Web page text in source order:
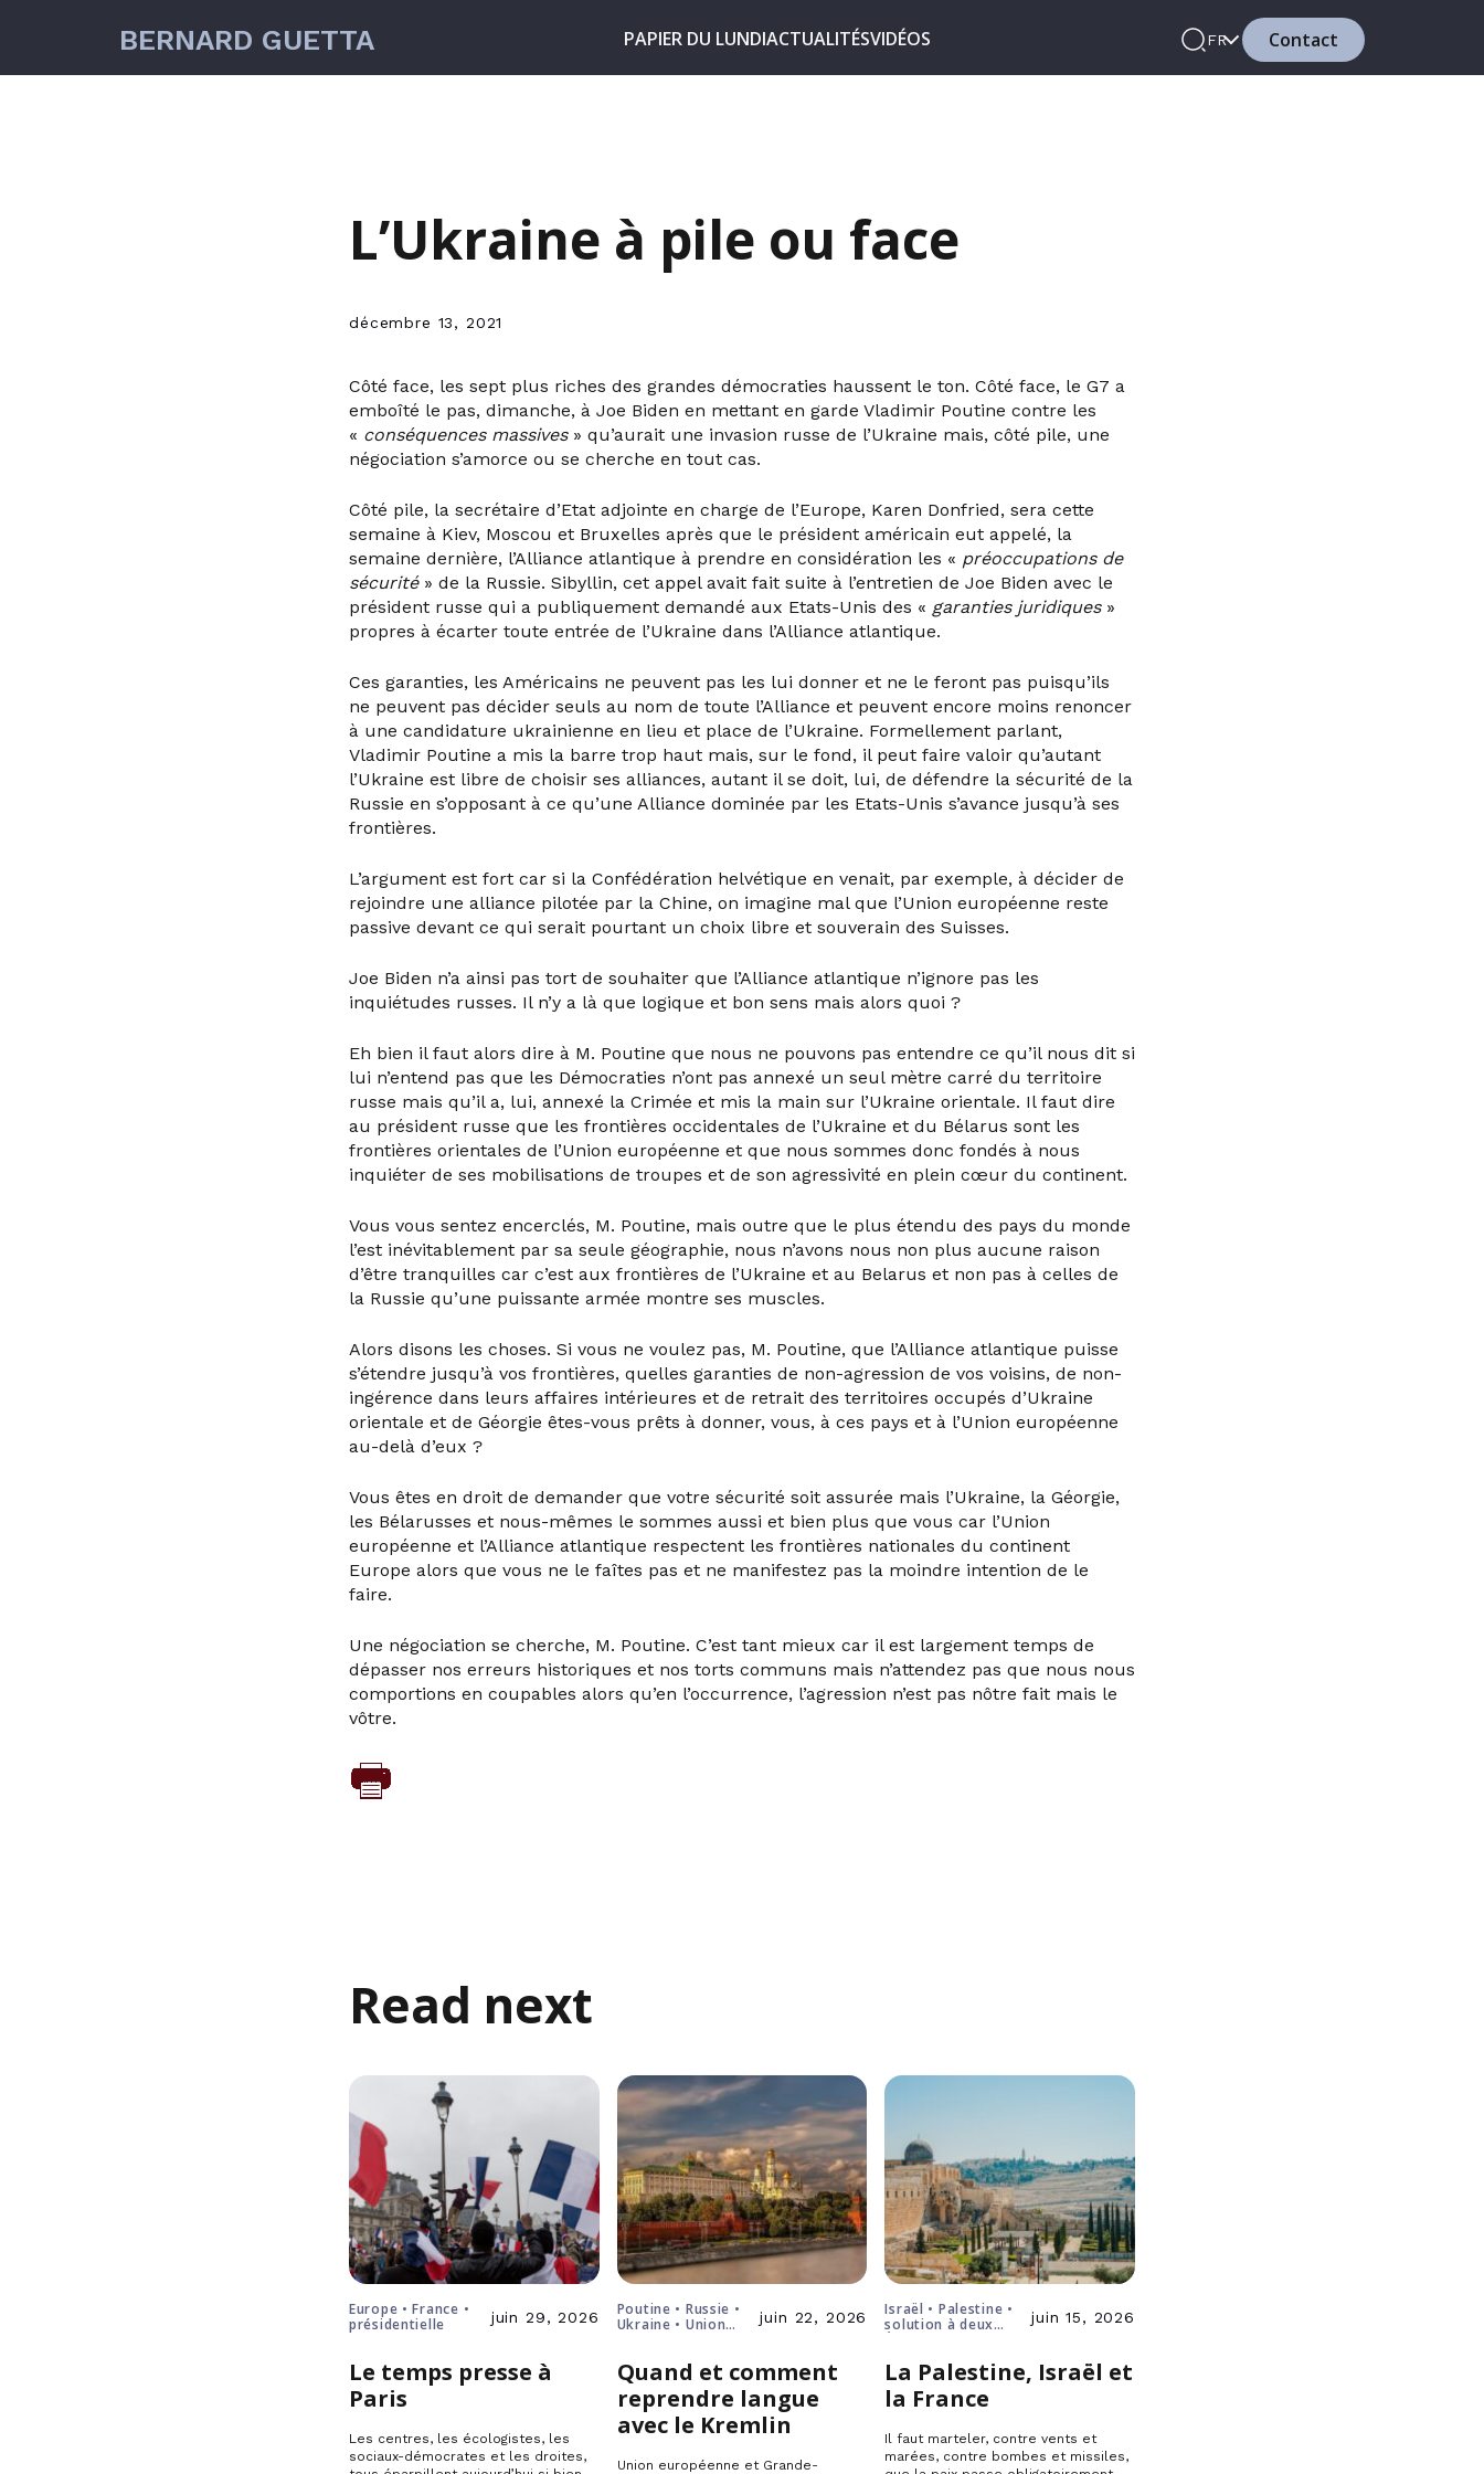
BERNARD GUETTA PAPIER DU LUNDIACTUALITÉSVIDÉOS FR Contact
L’Ukraine à pile ou face
décembre 13, 2021
Côté face, les sept plus riches des grandes démocraties haussent le ton. Côté face, le G7 a
emboîté le pas, dimanche, à Joe Biden en mettant en garde Vladimir Poutine contre les
« conséquences massives» qu’aurait une invasion russe de l’Ukraine mais, côté pile, une
négociation s’amorce ou se cherche en tout cas.
Côté pile, la secrétaire d’Etat adjointe en charge de l’Europe, Karen Donfried, sera cette
semaine à Kiev, Moscou et Bruxelles après que le président américain eut appelé, la
semaine dernière, l’Alliance atlantique à prendre en considération les « préoccupations de
sécurité» de la Russie. Sibyllin, cet appel avait fait suite à l’entretien de Joe Biden avec le
président russe qui a publiquement demandé aux Etats-Unis des « garanties juridiques»
propres à écarter toute entrée de l’Ukraine dans l’Alliance atlantique.
Ces garanties, les Américains ne peuvent pas les lui donner et ne le feront pas puisqu’ils
ne peuvent pas décider seuls au nom de toute l’Alliance et peuvent encore moins renoncer
à une candidature ukrainienne en lieu et place de l’Ukraine. Formellement parlant,
Vladimir Poutine a mis la barre trop haut mais, sur le fond, il peut faire valoir qu’autant
l’Ukraine est libre de choisir ses alliances, autant il se doit, lui, de défendre la sécurité de la
Russie en s’opposant à ce qu’une Alliance dominée par les Etats-Unis s’avance jusqu’à ses
frontières.
L’argument est fort car si la Confédération helvétique en venait, par exemple, à décider de
rejoindre une alliance pilotée par la Chine, on imagine mal que l’Union européenne reste
passive devant ce qui serait pourtant un choix libre et souverain des Suisses.
Joe Biden n’a ainsi pas tort de souhaiter que l’Alliance atlantique n’ignore pas les
inquiétudes russes. Il n’y a là que logique et bon sens mais alors quoi ?
Eh bien il faut alors dire à M. Poutine que nous ne pouvons pas entendre ce qu’il nous dit si
lui n’entend pas que les Démocraties n’ont pas annexé un seul mètre carré du territoire
russe mais qu’il a, lui, annexé la Crimée et mis la main sur l’Ukraine orientale. Il faut dire
au président russe que les frontières occidentales de l’Ukraine et du Bélarus sont les
frontières orientales de l’Union européenne et que nous sommes donc fondés à nous
inquiéter de ses mobilisations de troupes et de son agressivité en plein cœur du continent.
Vous vous sentez encerclés, M. Poutine, mais outre que le plus étendu des pays du monde
l’est inévitablement par sa seule géographie, nous n’avons nous non plus aucune raison
d’être tranquilles car c’est aux frontières de l’Ukraine et au Belarus et non pas à celles de
la Russie qu’une puissante armée montre ses muscles.
Alors disons les choses. Si vous ne voulez pas, M. Poutine, que l’Alliance atlantique puisse
s’étendre jusqu’à vos frontières, quelles garanties de non-agression de vos voisins, de non-
ingérence dans leurs affaires intérieures et de retrait des territoires occupés d’Ukraine
orientale et de Géorgie êtes-vous prêts à donner, vous, à ces pays et à l’Union européenne
au-delà d’eux ?
Vous êtes en droit de demander que votre sécurité soit assurée mais l’Ukraine, la Géorgie,
les Bélarusses et nous-mêmes le sommes aussi et bien plus que vous car l’Union
européenne et l’Alliance atlantique respectent les frontières nationales du continent
Europe alors que vous ne le faîtes pas et ne manifestez pas la moindre intention de le
faire.
Une négociation se cherche, M. Poutine. C’est tant mieux car il est largement temps de
dépasser nos erreurs historiques et nos torts communs mais n’attendez pas que nous nous
comportions en coupables alors qu’en l’occurrence, l’agression n’est pas nôtre fait mais le
vôtre.
Read next
Europe • France •
présidentielle
juin 29, 2026
Le temps presse à
Paris
Les centres, les écologistes, les
sociaux-démocrates et les droites,
Poutine • Russie •
Ukraine • Union
juin 22, 2026
Quand et comment
reprendre langue
avec le Kremlin
Union européenne et Grande-
Israël • Palestine •
solution à deux
juin 15, 2026
La Palestine, Israël et
la France
Il faut marteler, contre vents et
marées, contre bombes et missiles,